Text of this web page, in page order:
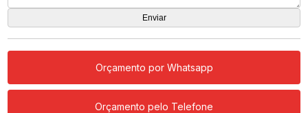
Orçamento por Whatsapp
Orçamento pelo Telefone